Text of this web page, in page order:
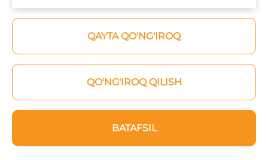
QAYTA QO'NG'IROQ
QO'NG'IROQ QILISH
BATAFSIL